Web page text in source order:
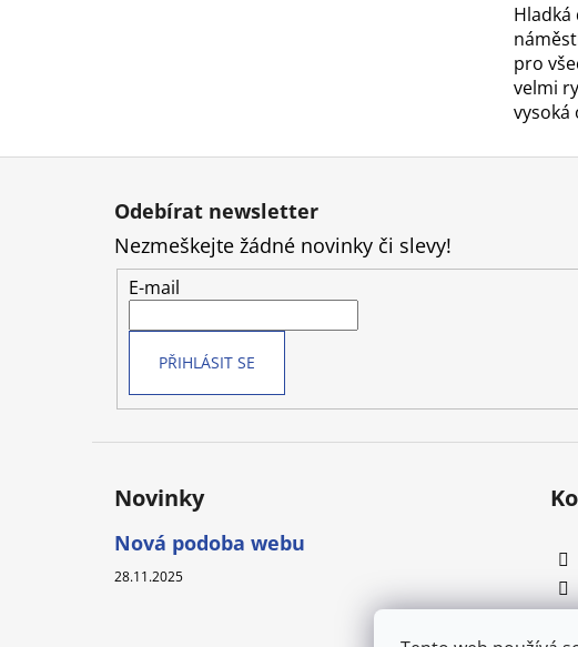
pro
velmi
vysoká
Z
Odebírat newsletter
Nezmeškejte žádné novinky či slevy!
E-mail
PŘIHLÁSIT SE
Novinky
Nová podoba webu
28.11.2025